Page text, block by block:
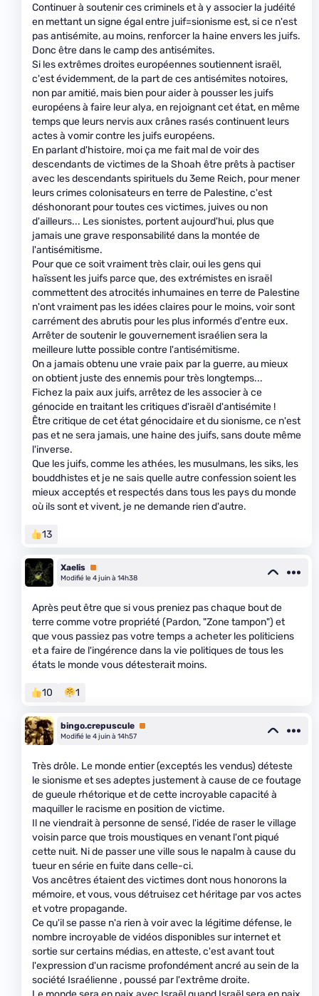
Continuer à soutenir ces criminels et à y associer la judéité
en mettant un signe égal entre juif=sionisme est, si ce n'est
pas antisémite, au moins, renforcer la haine envers les juifs.
Donc être dans le camp des antisémites.
Si les extrêmes droites européennes soutiennent israël,
c'est évidemment, de la part de ces antisémites notoires,
non par amitié, mais bien pour aider à pousser les juifs
européens à faire leur alya, en rejoignant cet état, en même
temps que leurs nervis aux crânes rasés continuent leurs
actes à vomir contre les juifs européens.
En parlant d'histoire, moi ça me fait mal de voir des
descendants de victimes de la Shoah être prêts à pactiser
avec les descendants spirituels du 3eme Reich, pour mener
leurs crimes colonisateurs en terre de Palestine, c'est
déshonorant pour toutes ces victimes, juives ou non
d'ailleurs... Les sionistes, portent aujourd'hui, plus que
jamais une grave responsabilité dans la montée de
l'antisémitisme.
Pour que ce soit vraiment très clair, oui les gens qui
haïssent les juifs parce que, des extrémistes en israël
commettent des atrocités inhumaines en terre de Palestine
n'ont vraiment pas les idées claires pour le moins, voir sont
carrément des abrutis pour les plus informés d'entre eux.
Arrêter de soutenir le gouvernement israélien sera la
meilleure lutte possible contre l'antisémitisme.
On a jamais obtenu une vraie paix par la guerre, au mieux
on obtient juste des ennemis pour très longtemps...
Fichez la paix aux juifs, arrêtez de les associer à ce
génocide en traitant les critiques d'israël d'antisémite !
Être critique de cet état génocidaire et du sionisme, ce n'est
pas et ne sera jamais, une haine des juifs, sans doute même
l'inverse.
Que les juifs, comme les athées, les musulmans, les siks, les
bouddhistes et je ne sais quelle autre confession soient les
mieux acceptés et respectés dans tous les pays du monde
où ils sont et vivent, je ne demande rien d'autre.
13
Xaelis Premium
Modifié le 4 juin à 14h38
Après peut être que si vous preniez pas chaque bout de
terre comme votre propriété (Pardon, "Zone tampon") et
que vous passiez pas votre temps a acheter les politiciens
et a faire de l'ingérence dans la vie politiques de tous les
états le monde vous détesterait moins.
10 1
bingo.crepuscule Premium
Modifié le 4 juin à 14h57
Très drôle. Le monde entier (exceptés les vendus) déteste
le sionisme et ses adeptes justement à cause de ce foutage
de gueule rhétorique et de cette incroyable capacité à
maquiller le racisme en position de victime.
Il ne viendrait à personne de sensé, l'idée de raser le village
voisin parce que trois moustiques en venant l'ont piqué
cette nuit. Ni de passer une ville sous le napalm à cause du
tueur en série en fuite dans celle-ci.
Vos ancêtres étaient des victimes dont nous honorons la
mémoire, et vous, vous détruisez cet héritage par vos actes
et votre propagande.
Ce qu'il se passe n'a rien à voir avec la légitime défense, le
nombre incroyable de vidéos disponibles sur internet et
sortie sur certains médias, en atteste, c'est avant tout
l'expression d'un racisme profondément ancré au sein de la
société Israélienne , poussé par l'extrême droite.